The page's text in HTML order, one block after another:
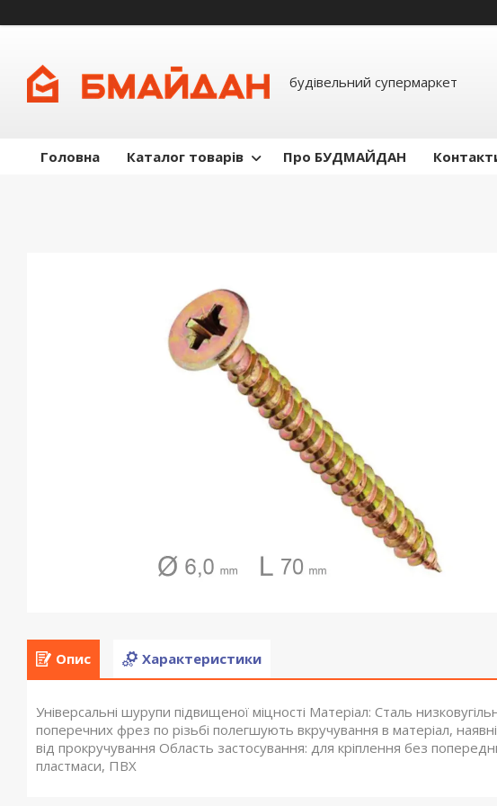
будівельний супермаркет
Головна Каталог товарів Про БУДМАЙДАН
Опис Характеристики
Універсальні шурупи підвищеної міцності Матеріал: Сталь
поперечних фрез по різьбі полегшують вкручування в матеріал,
від прокручування Область застосування: для кріплення без
пластмаси, ПВХ